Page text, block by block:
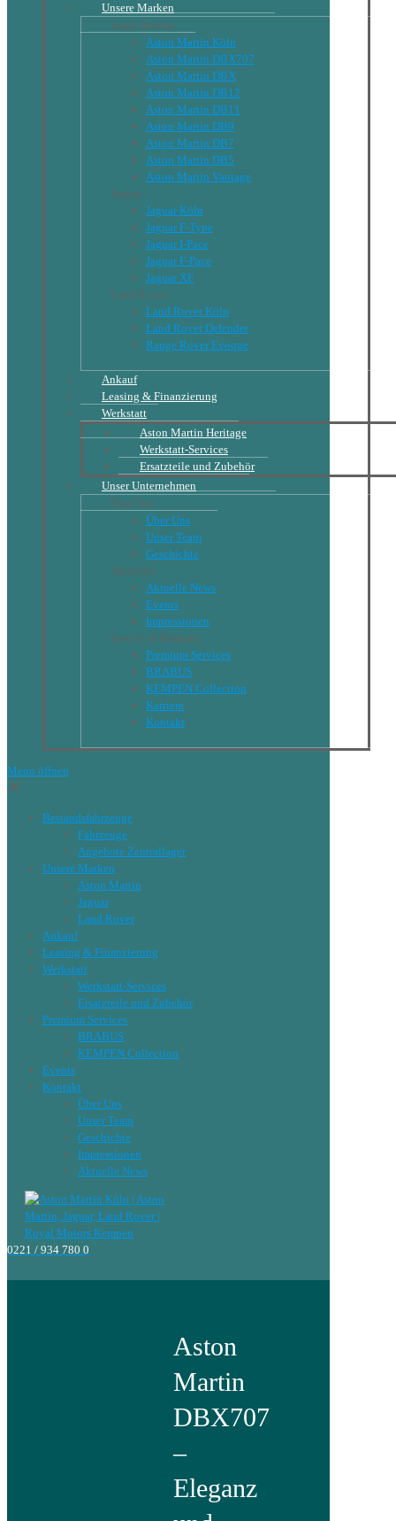
Unsere Marken
Aston Martin
Aston Martin Köln
Aston Martin DBX707
Aston Martin DBX
Aston Martin DB12
Aston Martin DB11
Aston Martin DB9
Aston Martin DB7
Aston Martin DB5
Aston Martin Vantage
Jaguar
Jaguar Köln
Jaguar F-Type
Jaguar I-Pace
Jaguar F-Pace
Jaguar XF
Land Rover
Land Rover Köln
Land Rover Defender
Range Rover Evoque
Ankauf
Leasing & Finanzierung
Werkstatt
Aston Martin Heritage
Werkstatt-Services
Ersatzteile und Zubehör
Unser Unternehmen
Über Uns
Über Uns
Unser Team
Geschichte
Aktuelles
Aktuelle News
Events
Impressionen
Service & Kontakt
Premium Services
BRABUS
KEMPEN Collection
Karriere
Kontakt
Menu öffnen
✕
Bestandsfahrzeuge
Fahrzeuge
Angebote Zentrallager
Unsere Marken
Aston Martin
Jaguar
Land Rover
Ankauf
Leasing & Finanzierung
Werkstatt
Werkstatt-Services
Ersatzteile und Zubehör
Premium Services
BRABUS
KEMPEN Collection
Events
Kontakt
Über Uns
Unser Team
Geschichte
Impressionen
Aktuelle News
0221 / 934 780 0
Aston
Martin
DBX707
–
Eleganz